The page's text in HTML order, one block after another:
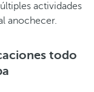
actividades
anochecer.
todo